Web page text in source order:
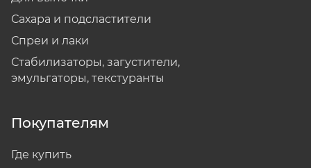
Сахара и подсластители
Спреи и лаки
Стабилизаторы, загустители,
эмульгаторы, текстуранты
Покупателям
Где купить